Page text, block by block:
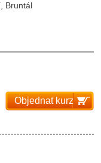
Bruntál
Objednat kurz